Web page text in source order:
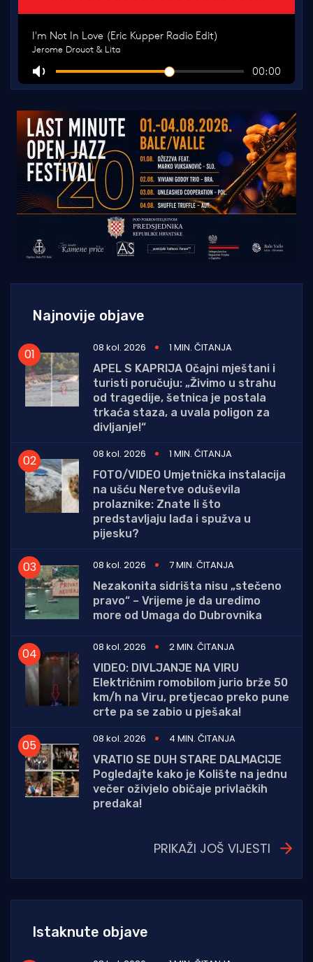
Najnovije objave
08 kol. 2026
1 MIN. ČITANJA
APEL S KAPRIJA Očajni mještani i
turisti poručuju: „Živimo u strahu
od tragedije, šetnica je postala
trkaća staza, a uvala poligon za
divljanje!“
08 kol. 2026
1 MIN. ČITANJA
FOTO/VIDEO Umjetnička instalacija
na ušću Neretve oduševila
prolaznike: Znate li što
predstavljaju lađa i spužva u
pijesku?
08 kol. 2026
7 MIN. ČITANJA
Nezakonita sidrišta nisu „stečeno
pravo“ – Vrijeme je da uredimo
more od Umaga do Dubrovnika
08 kol. 2026
2 MIN. ČITANJA
VIDEO: DIVLJANJE NA VIRU
Električnim romobilom jurio brže 50
km/h na Viru, pretjecao preko pune
crte pa se zabio u pješaka!
08 kol. 2026
4 MIN. ČITANJA
VRATIO SE DUH STARE DALMACIJE
Pogledajte kako je Kolište na jednu
večer oživjelo običaje privlačkih
predaka!
PRIKAŽI JOŠ VIJESTI
Istaknute objave